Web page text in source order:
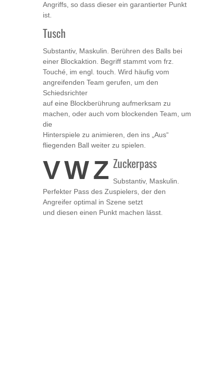
Angriffs, so dass dieser ein garantierter Punkt
ist.
Tusch
Substantiv, Maskulin. Berühren des Balls bei
einer Blockaktion. Begriff stammt vom frz.
Touché, im engl. touch. Wird häufig vom
angreifenden Team gerufen, um den
Schiedsrichter
auf eine Blockberührung aufmerksam zu
machen, oder auch vom blockenden Team, um
die
Hinterspiele zu animieren, den ins „Aus“
fliegenden Ball weiter zu spielen.
VWZ Zuckerpass
Substantiv, Maskulin.
Perfekter Pass des Zuspielers, der den
Angreifer optimal in Szene setzt
und diesen einen Punkt machen lässt.